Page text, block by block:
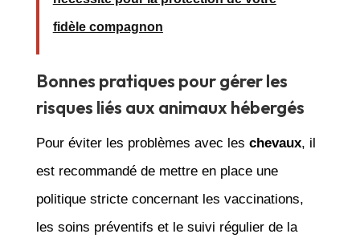
fidèle compagnon
Bonnes pratiques pour gérer les
risques liés aux animaux hébergés
Pour éviter les problèmes avec les chevaux, il
est recommandé de mettre en place une
politique stricte concernant les vaccinations,
les soins préventifs et le suivi régulier de la